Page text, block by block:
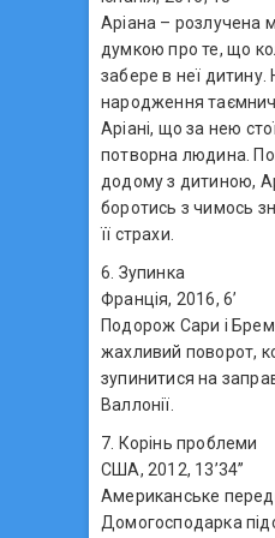
Аріана – розлучена
думкою про те, що
забере в неї дитину.
народження
Аріані, що за нею
потворна людина.
додому з дитиною,
боротись з чимось
її страхи.
6. Зупинка
Франція, 2016, 6’
Подорож Сари і
жахливий поворот,
зупинитися на
Валлонії.
7. Корінь проблеми
США, 2012, 13’34’’
Американське
Домогосподарка